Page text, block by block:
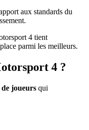
aux standards du
4 tient
parmi les meilleurs.
4 ?
joueurs qui